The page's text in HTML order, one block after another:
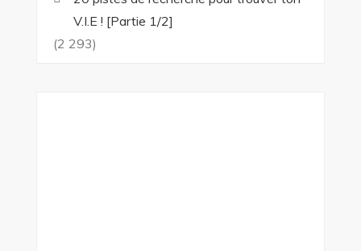
V.I.E ! [Partie 1/2]
(2 293)